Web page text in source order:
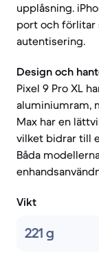
upplåsning.
port och förlitar
autentisering.
Design och
Pixel 9 Pro XL
aluminiumram,
Max har en
vilket bidrar till
Båda
Vikt
221 g